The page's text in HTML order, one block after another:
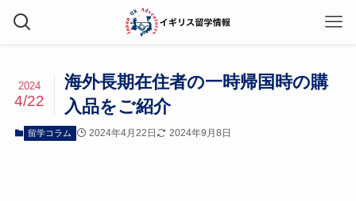
海外長期在住者の一時帰国時の購
入品をご紹介
2024
4/22
留学コラム 2024年4月22日 2024年9月8日